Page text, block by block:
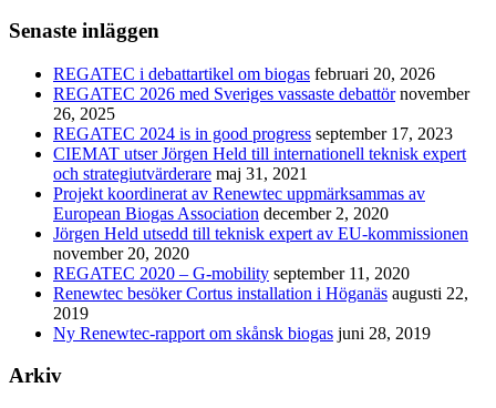
Senaste inläggen
REGATEC i debattartikel om biogas februari 20, 2026
REGATEC 2026 med Sveriges vassaste debattör november
26, 2025
REGATEC 2024 is in good progress september 17, 2023
CIEMAT utser Jörgen Held till internationell teknisk expert
och strategiutvärderare maj 31, 2021
Projekt koordinerat av Renewtec uppmärksammas av
European Biogas Association december 2, 2020
Jörgen Held utsedd till teknisk expert av EU-kommissionen
november 20, 2020
REGATEC 2020 – G-mobility september 11, 2020
Renewtec besöker Cortus installation i Höganäs augusti 22,
2019
Ny Renewtec-rapport om skånsk biogas juni 28, 2019
Arkiv